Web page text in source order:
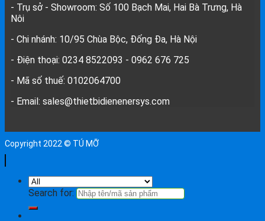
- Trụ sở - Showroom: Số 100 Bạch Mai, Hai Bà Trưng, Hà
Nôi
- Chi nhánh: 10/95 Chùa Bộc, Đống Đa, Hà Nội
- Điện thoại: 0234 8522093 - 0962 676 725
- Mã số thuế: 0102064700
- Email: sales@thietbidienenersys.com
Copyright 2022 © TÚ MỠ
Search for: